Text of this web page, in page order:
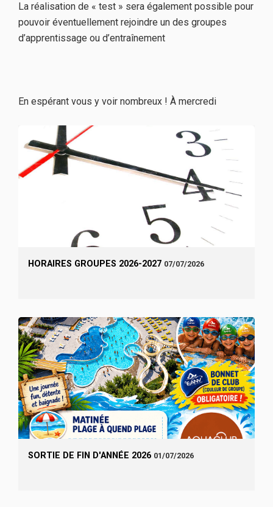
La réalisation de « test » sera également possible pour
pouvoir éventuellement rejoindre un des groupes
d’apprentissage ou d’entraînement
En espérant vous y voir nombreux ! À mercredi
HORAIRES GROUPES 2026-2027 07/07/2026
SORTIE DE FIN D'ANNÉE 2026 01/07/2026